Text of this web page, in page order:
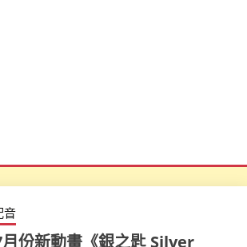
音
份新動畫《銀之匙 Silver